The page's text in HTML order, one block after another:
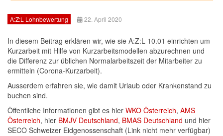
A:Z:L Lohnbewertung 22. April 2020
In diesem Beitrag erklären wir, wie sie A:Z:L 10.01 einrichten um
Kurzarbeit mit Hilfe von Kurzarbeitsmodellen abzurechnen und
die Differenz zur üblichen Normalarbeitszeit der Mitarbeiter zu
ermitteln (Corona-Kurzarbeit).
Ausserdem erfahren sie, wie damit Urlaub oder Krankenstand zu
buchen sind.
Öffentliche Informationen gibt es hier WKO Österreich, AMS
Österreich, hier BMJV Deutschland, BMAS Deutschland und hier
SECO Schweizer Eidgenossenschaft (Link nicht mehr verfügbar)